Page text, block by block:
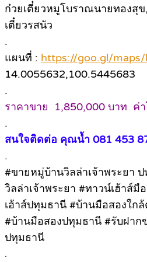
ก๋วยเตี๋ยวหมูโบราณนายทองสุ
เตี๋ยวรสนัว
.
แผนที่ : https://goo.gl/
14.0055632,100.5445683
.
ราคาขาย 1,850,000 บาท ค่
.
สนใจติดต่อ คุณน้ำ 081 453
.
#ขายหมู่บ้านวิลล่าเจ้าพระยา
วิลล่าเจ้าพระยา #ทาวน์เฮ้าส์
เฮ้าส์ปทุมธานี #บ้านมือสองใก
#บ้านมือสองปทุมธานี #รับฝาก
ปทุมธานี
.